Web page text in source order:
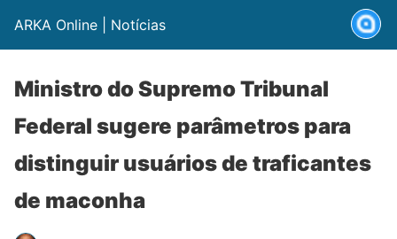
ARKA Online | Notícias
Ministro do Supremo Tribunal
Federal sugere parâmetros para
distinguir usuários de traficantes
de maconha